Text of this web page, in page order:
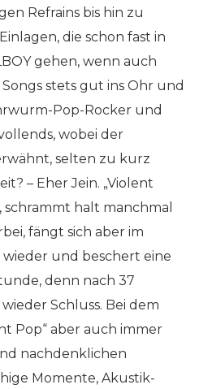
Refrains bis hin zu
die schon fast in
gehen, wenn auch
stets gut ins Ohr und
Pop-Rocker und
wobei der
selten zu kurz
– Eher Jein. „Violent
schrammt halt manchmal
fängt sich aber im
und beschert eine
denn nach 37
Schluss. Bei dem
Pop“ aber auch immer
nachdenklichen
Momente, Akustik-